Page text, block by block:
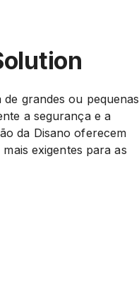
grandes ou pequenas
a segurança e a
da Disano oferecem
exigentes para as